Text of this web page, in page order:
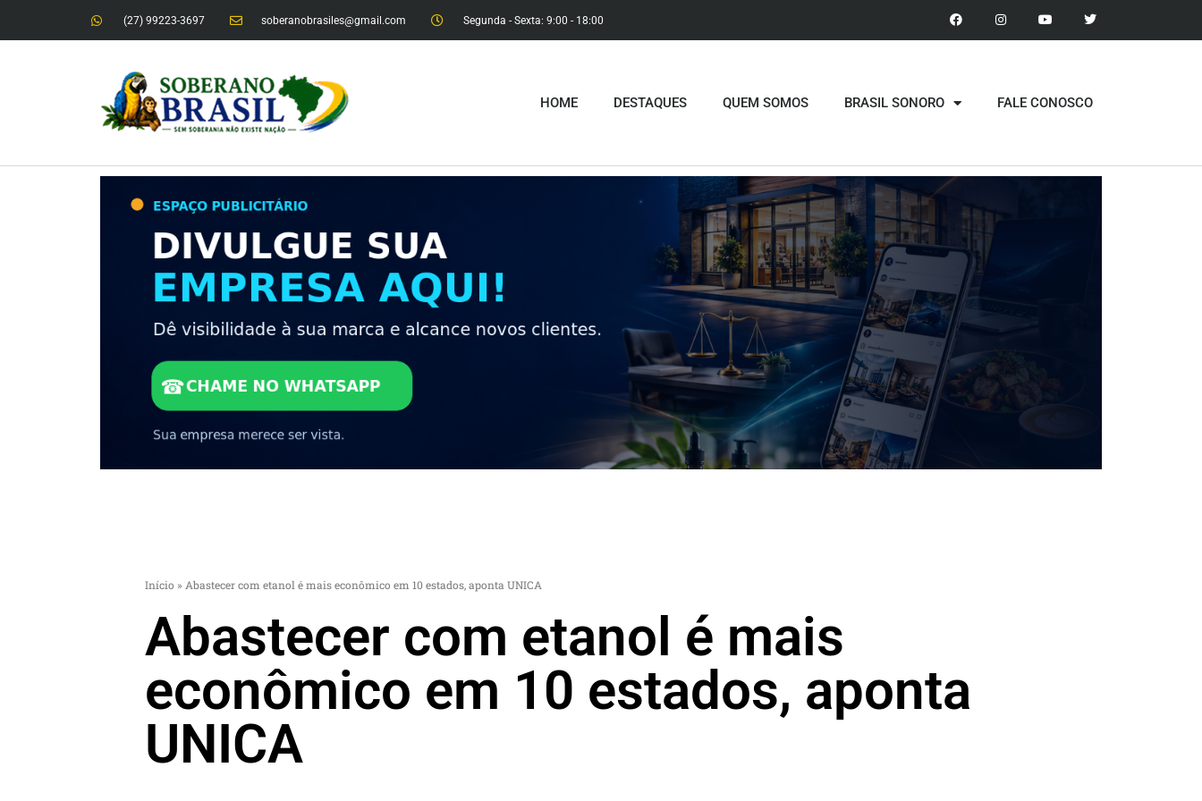
(27) 99223-3697 soberanobrasiles@gmail.com Segunda - Sexta: 9:00 - 18:00​
HOME DESTAQUES QUEM SOMOS BRASIL SONORO FALE CONOSCO
Início » Abastecer com etanol é mais econômico em 10 estados, aponta UNICA
Abastecer com etanol é mais
econômico em 10 estados, aponta
UNICA